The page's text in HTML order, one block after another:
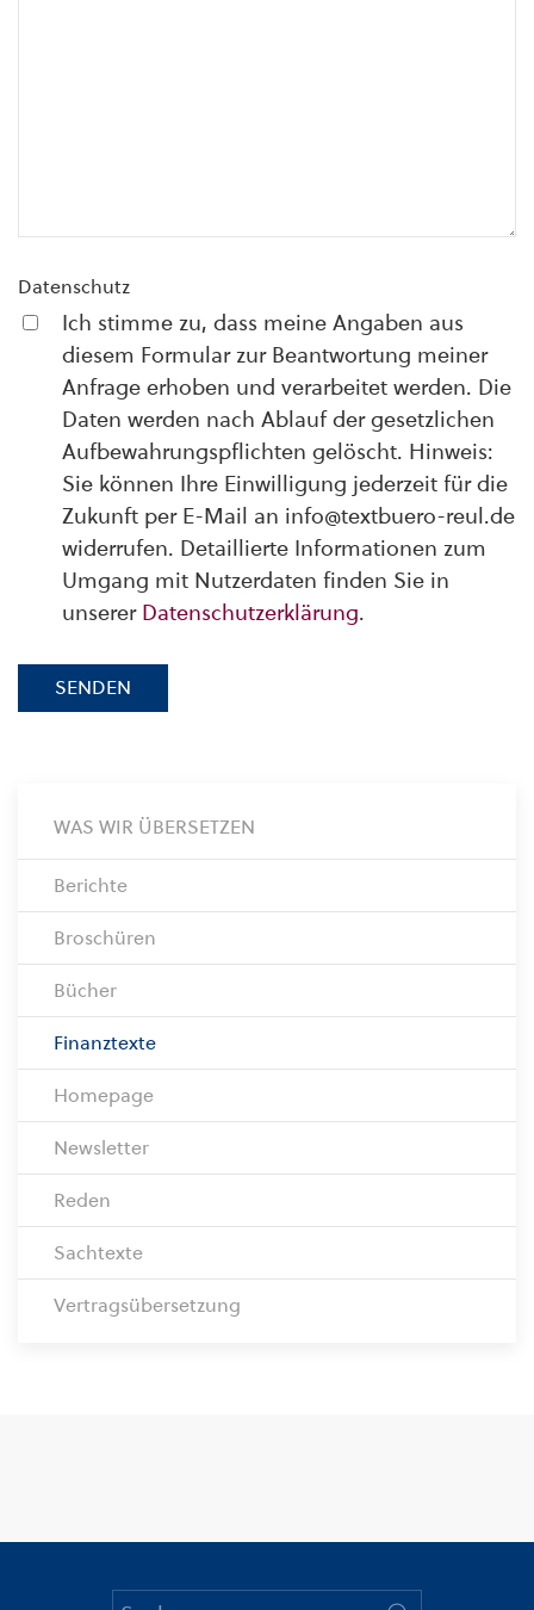
Datenschutz
Ich stimme zu, dass meine Angaben aus
diesem Formular zur Beantwortung meiner
Anfrage erhoben und verarbeitet werden. Die
Daten werden nach Ablauf der gesetzlichen
Aufbewahrungspflichten gelöscht. Hinweis:
Sie können Ihre Einwilligung jederzeit für die
Zukunft per E-Mail an info@textbuero-reul.de
widerrufen. Detaillierte Informationen zum
Umgang mit Nutzerdaten finden Sie in
unserer Datenschutzerklärung.
SENDEN
WAS WIR ÜBERSETZEN
Berichte
Broschüren
Bücher
Finanztexte
Homepage
Newsletter
Reden
Sachtexte
Vertragsübersetzung